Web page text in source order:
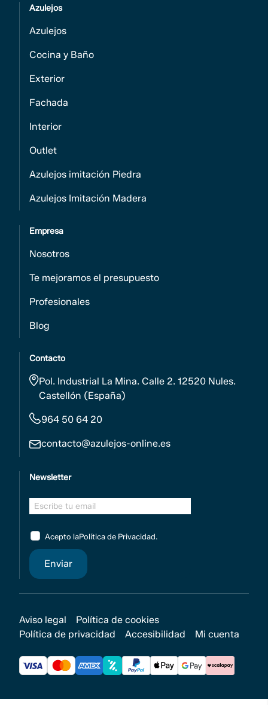
Azulejos
Azulejos
Cocina y Baño
Exterior
Fachada
Interior
Outlet
Azulejos imitación Piedra
Azulejos Imitación Madera
Empresa
Nosotros
Te mejoramos el presupuesto
Profesionales
Blog
Contacto
Pol. Industrial La Mina. Calle 2. 12520 Nules.
Castellón (España)
964 50 64 20
contacto@azulejos-online.es
Newsletter
Acepto laPolítica de Privacidad.
Aviso legal
Política de cookies
Política de privacidad
Accesibilidad Mi cuenta